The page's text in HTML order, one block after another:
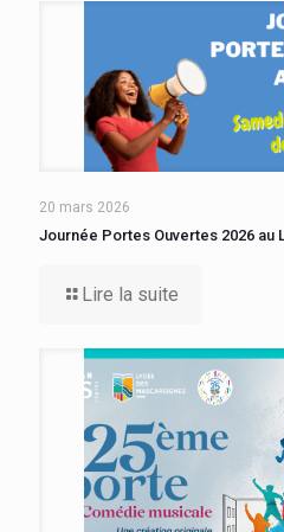
20 mars 2026
Journée Portes Ouvertes 2026 au
Lire la suite